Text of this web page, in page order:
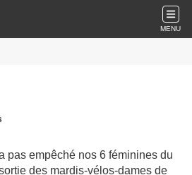
MENU
pas empêché nos 6 féminines du
des mardis-vélos-dames de